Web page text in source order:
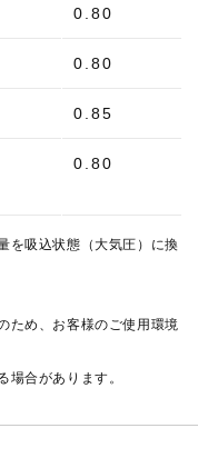
0.80
0.80
0.85
0.80
を吸込状態（大気圧）に換
ため、お客様のご使用環境
場合があります。